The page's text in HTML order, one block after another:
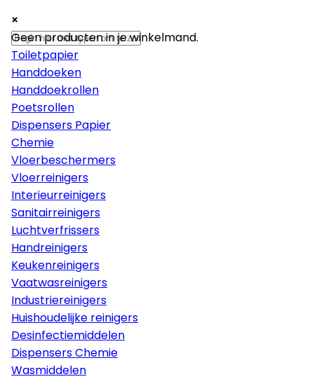
×
Papier
Toiletpapier
Handdoeken
Handdoekrollen
Poetsrollen
Dispensers Papier
Chemie
Vloerbeschermers
Vloerreinigers
Interieurreinigers
Sanitairreinigers
Luchtverfrissers
Handreinigers
Keukenreinigers
Vaatwasreinigers
Industriereinigers
Huishoudelijke reinigers
Desinfectiemiddelen
Dispensers Chemie
Wasmiddelen
×
×
Geen producten in je winkelmand.